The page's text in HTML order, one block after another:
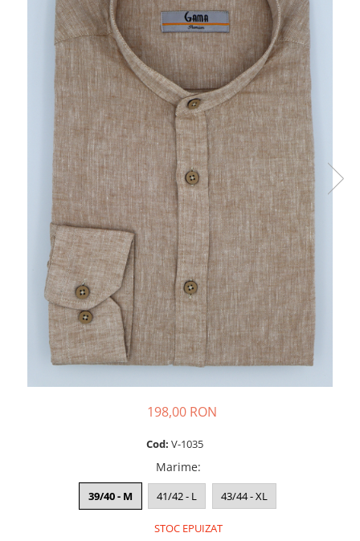
198,00 RON
Cod: V-1035
Marime:
39/40 - M 41/42 - L 43/44 - XL
STOC EPUIZAT